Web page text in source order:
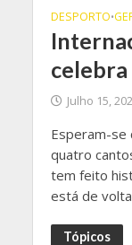
DESPORTO•
celebra
Julho 15,
Esperam-se
quatro
tem feito
está de volta
Tópicos